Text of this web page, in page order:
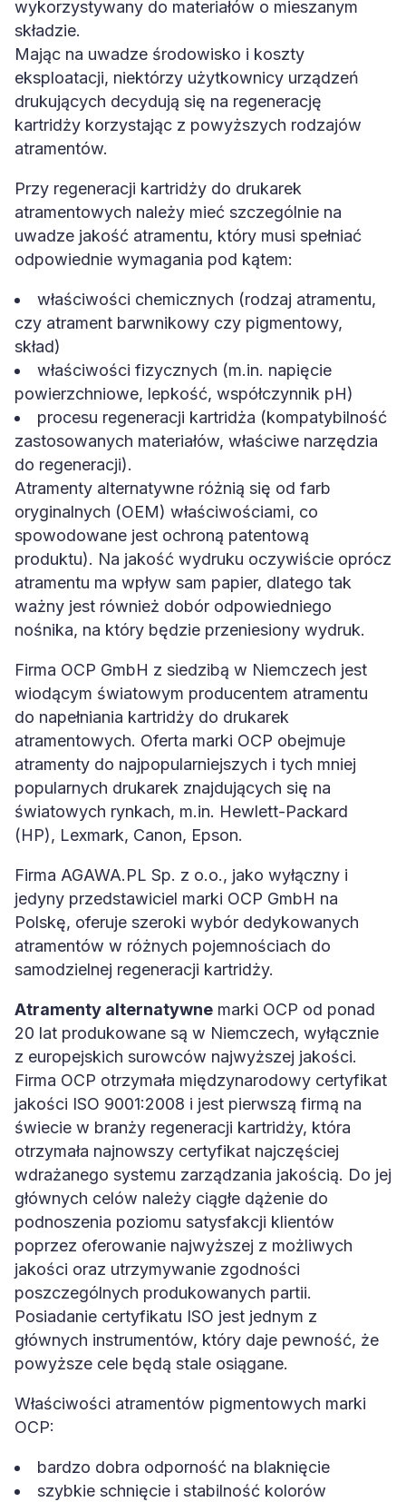
wykorzystywany do materiałów o mieszanym
składzie.
Mając na uwadze środowisko i koszty
eksploatacji, niektórzy użytkownicy urządzeń
drukujących decydują się na regenerację
kartridży korzystając z powyższych rodzajów
atramentów.
Przy regeneracji kartridży do drukarek
atramentowych należy mieć szczególnie na
uwadze jakość atramentu, który musi spełniać
odpowiednie wymagania pod kątem:
właściwości chemicznych (rodzaj atramentu,
czy atrament barwnikowy czy pigmentowy,
skład)
właściwości fizycznych (m.in. napięcie
powierzchniowe, lepkość, współczynnik pH)
procesu regeneracji kartridża (kompatybilność
zastosowanych materiałów, właściwe narzędzia
do regeneracji).
Atramenty alternatywne różnią się od farb
oryginalnych (OEM) właściwościami, co
spowodowane jest ochroną patentową
produktu). Na jakość wydruku oczywiście oprócz
atramentu ma wpływ sam papier, dlatego tak
ważny jest również dobór odpowiedniego
nośnika, na który będzie przeniesiony wydruk.
Firma OCP GmbH z siedzibą w Niemczech jest
wiodącym światowym producentem atramentu
do napełniania kartridży do drukarek
atramentowych. Oferta marki OCP obejmuje
atramenty do najpopularniejszych i tych mniej
popularnych drukarek znajdujących się na
światowych rynkach, m.in. Hewlett-Packard
(HP), Lexmark, Canon, Epson.
Firma AGAWA.PL Sp. z o.o., jako wyłączny i
jedyny przedstawiciel marki OCP GmbH na
Polskę, oferuje szeroki wybór dedykowanych
atramentów w różnych pojemnościach do
samodzielnej regeneracji kartridży.
Atramenty alternatywne marki OCP od ponad
20 lat produkowane są w Niemczech, wyłącznie
z europejskich surowców najwyższej jakości.
Firma OCP otrzymała międzynarodowy certyfikat
jakości ISO 9001:2008 i jest pierwszą firmą na
świecie w branży regeneracji kartridży, która
otrzymała najnowszy certyfikat najczęściej
wdrażanego systemu zarządzania jakością. Do jej
głównych celów należy ciągłe dążenie do
podnoszenia poziomu satysfakcji klientów
poprzez oferowanie najwyższej z możliwych
jakości oraz utrzymywanie zgodności
poszczególnych produkowanych partii.
Posiadanie certyfikatu ISO jest jednym z
głównych instrumentów, który daje pewność, że
powyższe cele będą stale osiągane.
Właściwości atramentów pigmentowych marki
OCP:
bardzo dobra odporność na blaknięcie
szybkie schnięcie i stabilność kolorów